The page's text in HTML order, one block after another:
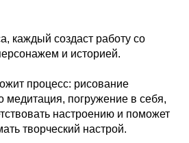
каждый создаст работу со
и историей.
процесс: рисование
погружение в себя,
настроению и поможет
творческий настрой.